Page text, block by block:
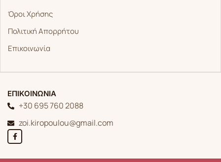
Όροι Χρήσης
Πολιτική Απορρήτου
Επικοινωνία
ΕΠΙΚΟΙΝΩΝΙΑ
+30 695 760 2088
zoi.kiropoulou@gmail.com